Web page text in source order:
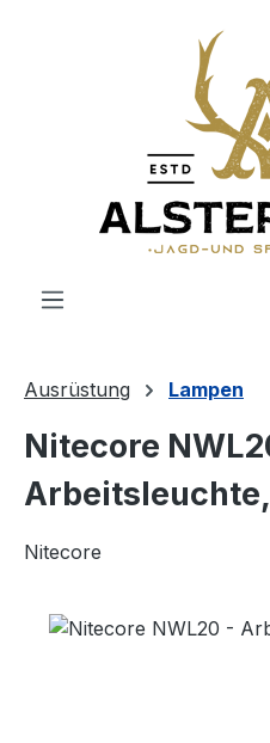
Zum Hauptinhalt springen
Ausrüstung Lampen
Nitecore
Nitecore
Bildergalerie überspringen